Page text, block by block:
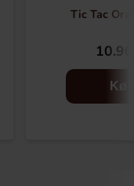
Tic Tac
Køb